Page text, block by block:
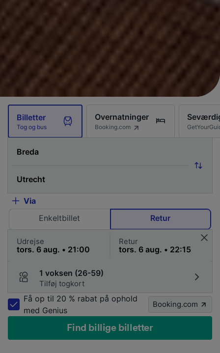
Billetter
Tog og bus
Overnatninger
Booking.com
Via
Enkeltbillet
Retur
Udrejse Retur
1 voksen (26-59)
Tilføj togkort
Få op til 20 % rabat på ophold
med Genius
Booking.com
Find billige billetter